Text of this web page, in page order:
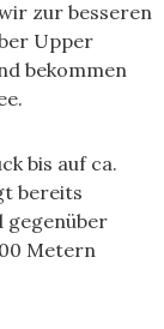
zur besseren
Upper
bekommen
bis auf ca.
bereits
gegenüber
Metern